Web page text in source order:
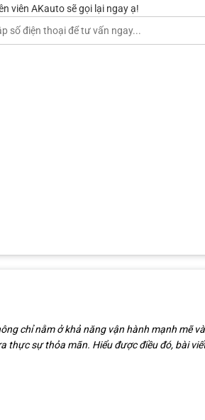
viên AKauto sẽ gọi lại ngay ạ!
chỉ nằm ở khả năng vận hành mạnh mẽ
sự thỏa mãn. Hiểu được điều đó, bài